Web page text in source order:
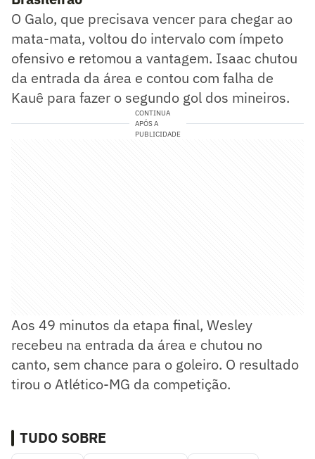
O Galo, que precisava vencer para chegar ao
mata-mata, voltou do intervalo com ímpeto
ofensivo e retomou a vantagem. Isaac chutou
da entrada da área e contou com falha de
Kauê para fazer o segundo gol dos mineiros.
CONTINUA
APÓS A
PUBLICIDADE
Aos 49 minutos da etapa final, Wesley
recebeu na entrada da área e chutou no
canto, sem chance para o goleiro. O resultado
tirou o Atlético-MG da competição.
TUDO SOBRE